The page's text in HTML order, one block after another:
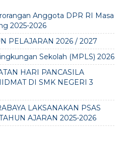
Anggota DPR RI Masa
2025-2026
PELAJARAN 2026 / 2027
Sekolah (MPLS) 2026
HARI PANCASILA
DI SMK NEGERI 3
LAKSANAKAN PSAS
AJARAN 2025-2026